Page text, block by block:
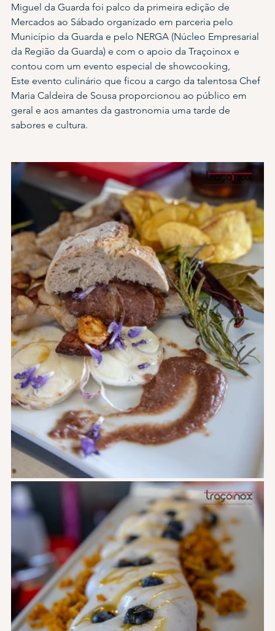
Miguel da Guarda foi palco da primeira edição de
Mercados ao Sábado organizado em parceria pelo
Município da Guarda e pelo NERGA (Núcleo Empresarial
da Região da Guarda) e com o apoio da Traçoinox e
contou com um evento especial de showcooking,
Este evento culinário que ficou a cargo da talentosa Chef
Maria Caldeira de Sousa proporcionou ao público em
geral e aos amantes da gastronomia uma tarde de
sabores e cultura.